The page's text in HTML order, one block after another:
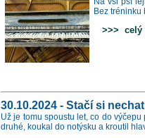
Bez
>>> celý
30.10.2024 - Stačí si
Už je tomu spoustu let, co do
druhé, koukal do notýsku a kroutil